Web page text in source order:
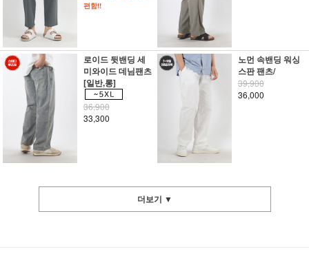
편함!!
로이드 뒷밴딩 세
미와이드 데님팬츠
[일반,롱]
36,900
33,300
노먼 속밴딩 워싱
스판 팬츠/
39,900
36,000
더보기 ▼